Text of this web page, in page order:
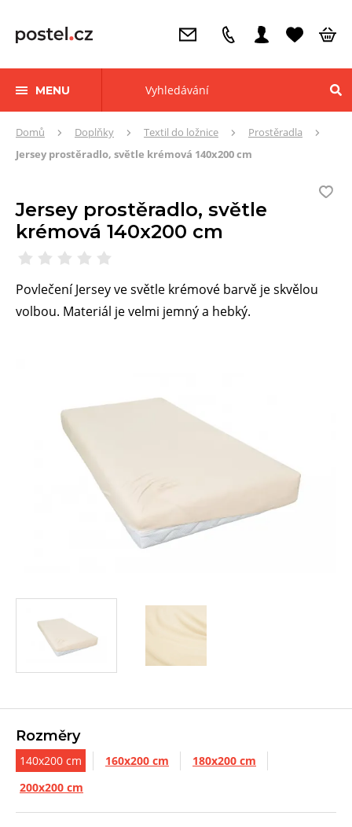
MENU
ZdeDomů Doplňky Textil do ložnice
Prostěradla
Jersey prostěradlo, světle krémová 140x200 cm
Jersey prostěradlo, světle
krémová 140x200 cm
Povlečení Jersey ve světle krémové barvě je skvělou
volbou. Materiál je velmi jemný a hebký.
Rozměry
140x200 cm 160x200 cm
180x200 cm
200x200 cm